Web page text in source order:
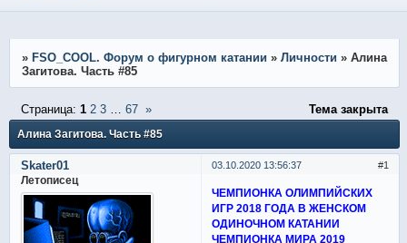
» FSO_COOL. Форум о фигурном катании » Личности » Алина
Загитова. Часть #85
Алина Загитова. Часть #85
Страница: 1 2 3 67 » Тема закрыта
1
03.10.2020 13:56:37
Skater01
Летописец
ЧЕМПИОНКА ОЛИМПИЙСКИХ
ИГР 2018 ГОДА В ЖЕНСКОМ
ОДИНОЧНОМ КАТАНИИ
ЧЕМПИОНКА МИРА 2019